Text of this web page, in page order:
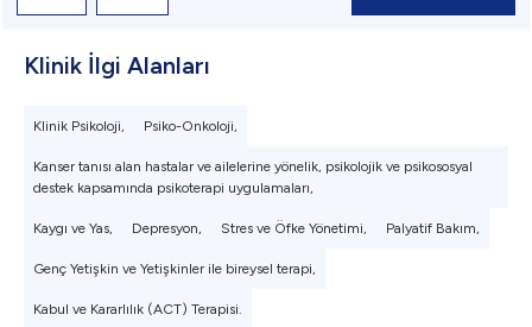
Klinik İlgi Alanları
Klinik Psikoloji, Psiko-Onkoloji,
Kanser tanısı alan hastalar ve ailelerine yönelik, psikolojik ve psikososyal
destek kapsamında psikoterapi uygulamaları,
Kaygı ve Yas, Depresyon, Stres ve Öfke Yönetimi, Palyatif Bakım,
Genç Yetişkin ve Yetişkinler ile bireysel terapi,
Kabul ve Kararlılık (ACT) Terapisi.